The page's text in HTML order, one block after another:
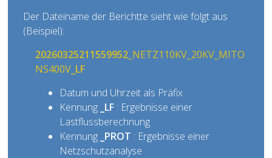
Der Dateiname der Berichtte sieht wie folgt aus
(Beispiel):
20260325211559952 _NETZ110KV_20KV_MITO
NS400V _LF
Datum und Uhrzeit als Präfix
Kennung _LF : Ergebnisse einer
Lastflussberechnung
Kennung _PROT : Ergebnisse einer
Netzschutzanalyse